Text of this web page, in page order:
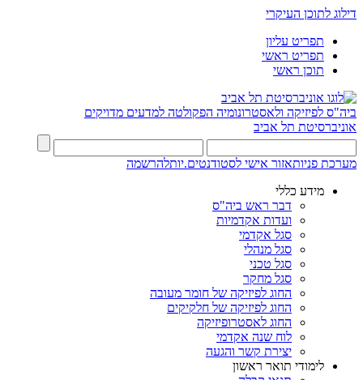
דילוג לתוכן העיקרי
תפריט עליון
תפריט ראשי
תוכן ראשי
ביה"ס לפיזיקה ולאסטרונומיה הפקולטה למדעים מדויקים
אוניברסיטת תל אביב
מערכת פניותאזור אישי לסטודנטים.יותלהרשמה
מידע כללי
דבר ראש ביה"ס
ועדות אקדמיות
סגל אקדמי
סגל מנהלי
סגל טכני
סגל מחקר
החוג לפיזיקה של חומר מעובה
החוג לפיזיקה של חלקיקים
החוג לאסטרופיזיקה
לוח שנה אקדמי
יצירת קשר והגעה
לימודי תואר ראשון